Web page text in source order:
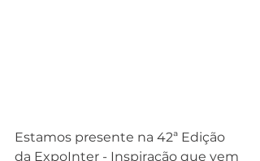
Estamos presente na 42ª Edição
da ExpoInter - Inspiração que vem